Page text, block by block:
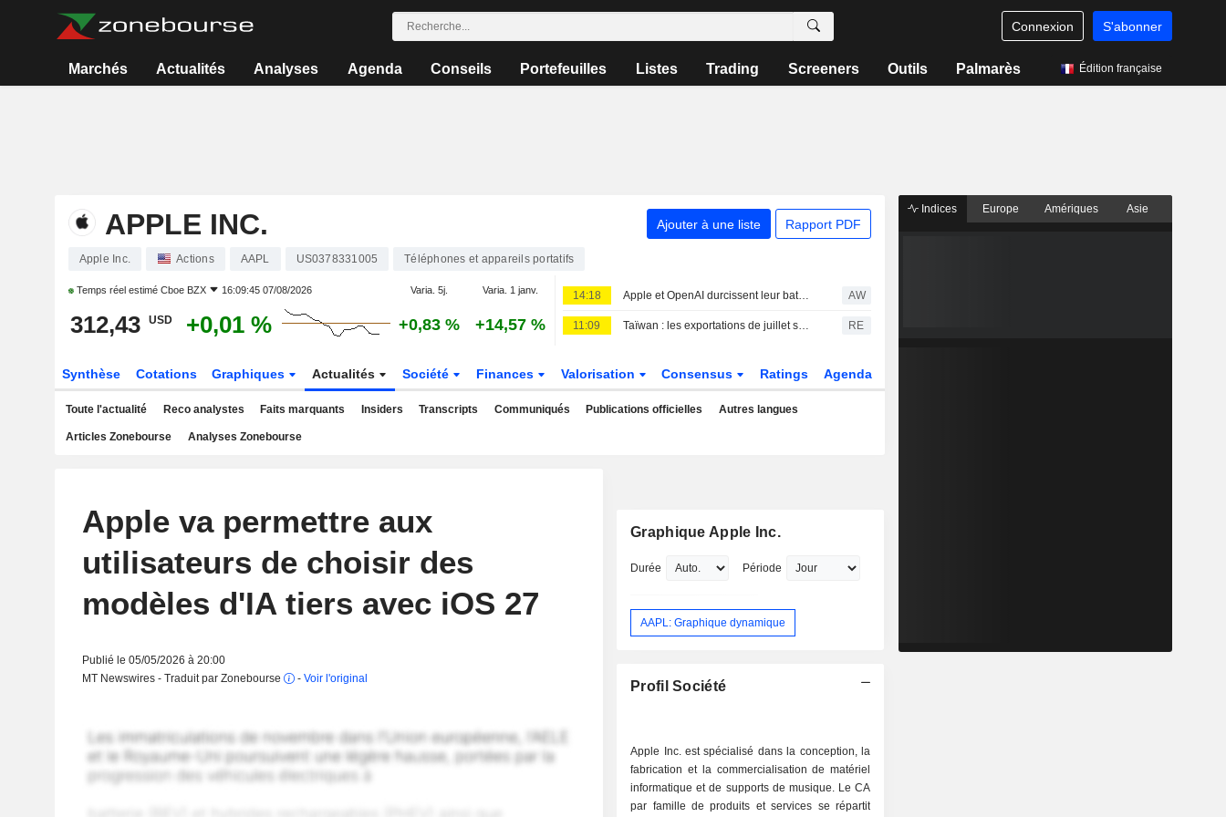
Connexion S'abonner
Marchés Actualités Analyses Agenda Conseils Portefeuilles Listes Trading Screeners Outils Palmarès Édition française
APPLE INC. Ajouter à une liste Rapport PDF
Apple Inc. Actions AAPL US0378331005 Téléphones et appareils portatifs
Temps réel estimé Cboe BZX 16:09:45 07/08/2026 Varia. 5j. Varia. 1 janv.
312,43 USD +0,01 % +0,83 % +14,57 %
14:18 Apple et OpenAI durcissent leur bataille judiciaire AW
11:09 Taïwan : les exportations de juillet sous les attentes, mais la demande en IA reste solide RE
Synthèse Cotations Graphiques Actualités Société Finances Valorisation Consensus Ratings Agenda
Toute l'actualité Reco analystes Faits marquants Insiders Transcripts Communiqués Publications officielles Autres langues
Articles Zonebourse Analyses Zonebourse
Apple va permettre aux
utilisateurs de choisir des
modèles d'IA tiers avec iOS 27
Publié le 05/05/2026 à 20:00
MT Newswires - Traduit par Zonebourse
- Voir l'original
Graphique Apple Inc.
Durée Période
AAPL: Graphique dynamique
Profil Société
Apple Inc. est spécialisé dans la conception, la
fabrication et la commercialisation de matériel
informatique et de supports de musique. Le CA
par famille de produits et services se répartit
Indices Europe Amériques Asie